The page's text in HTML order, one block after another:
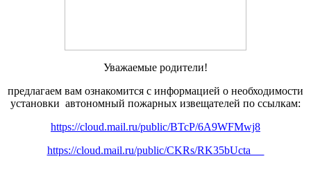
Уважаемые родители!
предлагаем вам ознакомится с информацией о необходимости
установки автономный пожарных извещателей по ссылкам:
https://cloud.mail.ru/public/BTcP/6A9WFMwj8
https://cloud.mail.ru/public/CKRs/RK35bUcta__